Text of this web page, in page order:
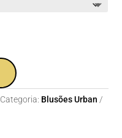
Categoria: Blusões Urban